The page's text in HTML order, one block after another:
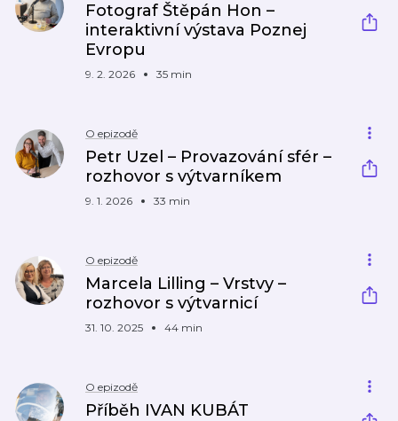
Fotograf Štěpán Hon –
interaktivní výstava Poznej
Evropu
9. 2. 2026 35 min
O epizodě
Petr Uzel – Provazování sfér –
rozhovor s výtvarníkem
9. 1. 2026 33 min
O epizodě
Marcela Lilling – Vrstvy –
rozhovor s výtvarnicí
31. 10. 2025 44 min
O epizodě
Příběh IVAN KUBÁT